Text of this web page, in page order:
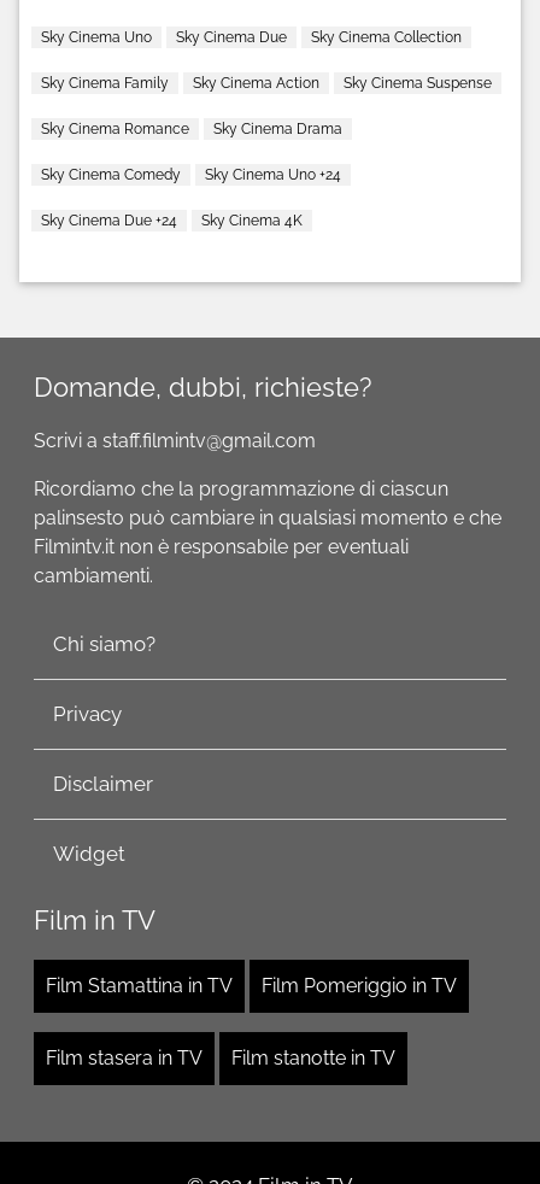
Sky Cinema Uno Sky Cinema Due Sky Cinema Collection
Sky Cinema Family Sky Cinema Action Sky Cinema Suspense
Sky Cinema Romance Sky Cinema Drama
Sky Cinema Comedy Sky Cinema Uno +24
Sky Cinema Due +24 Sky Cinema 4K
Domande, dubbi, richieste?
Scrivi a staff.filmintv@gmail.com
Ricordiamo che la programmazione di ciascun
palinsesto può cambiare in qualsiasi momento e che
Filmintv.it non è responsabile per eventuali
cambiamenti.
Chi siamo?
Privacy
Disclaimer
Widget
Film in TV
Film Stamattina in TV Film Pomeriggio in TV
Film stasera in TV Film stanotte in TV